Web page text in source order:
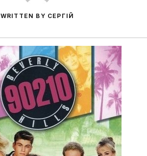
WRITTEN BY СЕРГІЙ